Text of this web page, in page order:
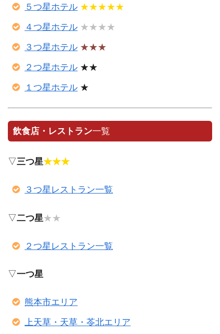
５つ星ホテル ★★★★★
４つ星ホテル ★★★★
３つ星ホテル ★★★
２つ星ホテル ★★
１つ星ホテル ★
飲食店・レストラン一覧
▽三つ星★★★
３つ星レストラン一覧
▽二つ星★★
２つ星レストラン一覧
▽一つ星
熊本市エリア
上天草・天草・苓北エリア